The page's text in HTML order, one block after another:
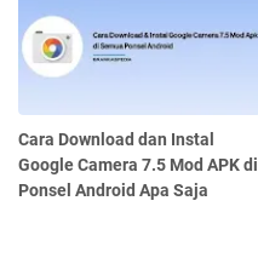
Cara Download dan Instal
Google Camera 7.5 Mod APK di
Ponsel Android Apa Saja